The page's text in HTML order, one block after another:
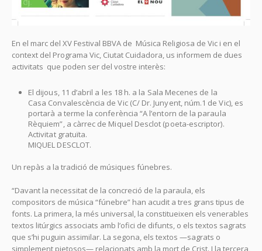
En el marc del XV Festival BBVA de Música Religiosa de Vic i en el
context del Programa Vic, Ciutat Cuidadora, us informem de dues
activitats que poden ser del vostre interès:
El dijous, 11 d’abril a les 18 h. a la Sala Mecenes de la
Casa Convalescència de Vic (C/ Dr. Junyent, núm.1 de Vic), es
portarà a terme la conferència “A l’entorn de la paraula
Rèquiem”, a càrrec de Miquel Desclot (poeta-escriptor).
Activitat gratuïta.
MIQUEL DESCLOT.
Un repàs a la tradició de músiques fúnebres.
“Davant la necessitat de la concreció de la paraula, els
compositors de música “fúnebre” han acudit a tres grans tipus de
fonts. La primera, la més universal, la constitueixen els venerables
textos litúrgics associats amb l’ofici de difunts, o els textos sagrats
que s’hi puguin assimilar. La segona, els textos —sagrats o
simplement pietosos— relacionats amb la mort de Crist. I la tercera,